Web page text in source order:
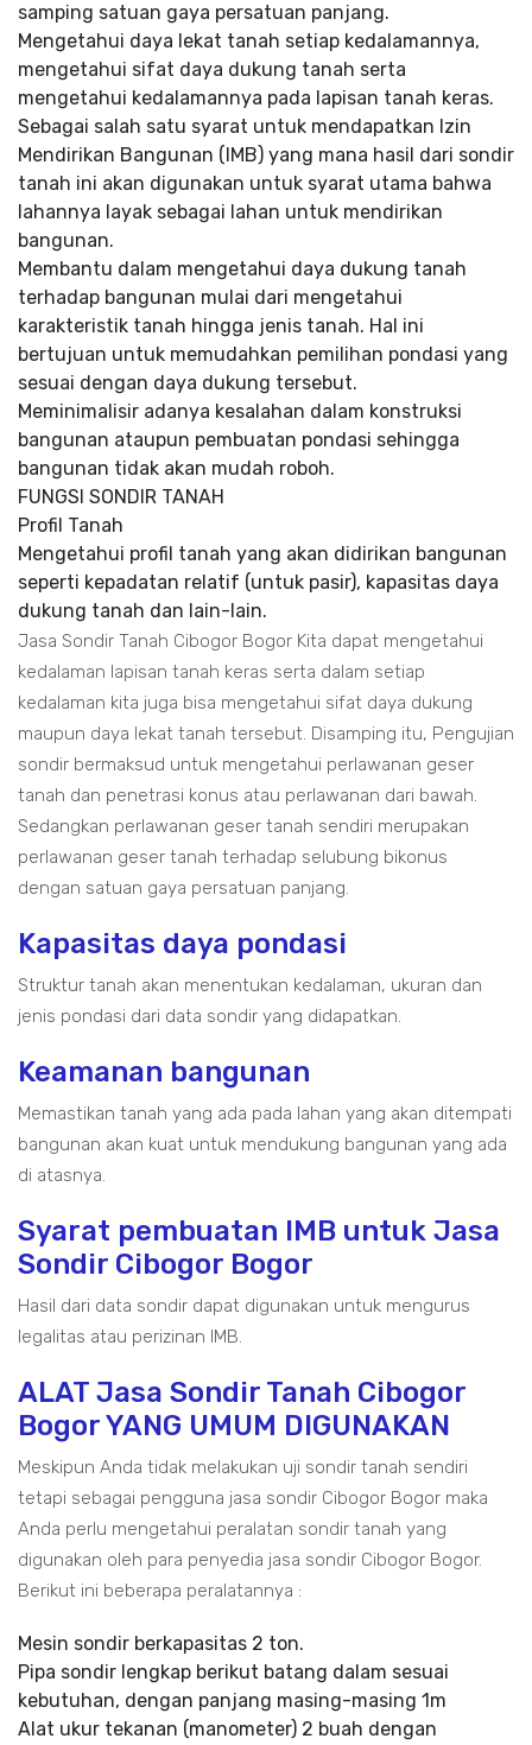
samping satuan gaya persatuan panjang.
Mengetahui daya lekat tanah setiap kedalamannya,
mengetahui sifat daya dukung tanah serta
mengetahui kedalamannya pada lapisan tanah keras.
Sebagai salah satu syarat untuk mendapatkan Izin
Mendirikan Bangunan (IMB) yang mana hasil dari sondir
tanah ini akan digunakan untuk syarat utama bahwa
lahannya layak sebagai lahan untuk mendirikan
bangunan.
Membantu dalam mengetahui daya dukung tanah
terhadap bangunan mulai dari mengetahui
karakteristik tanah hingga jenis tanah. Hal ini
bertujuan untuk memudahkan pemilihan pondasi yang
sesuai dengan daya dukung tersebut.
Meminimalisir adanya kesalahan dalam konstruksi
bangunan ataupun pembuatan pondasi sehingga
bangunan tidak akan mudah roboh.
FUNGSI SONDIR TANAH
Profil Tanah
Mengetahui profil tanah yang akan didirikan bangunan
seperti kepadatan relatif (untuk pasir), kapasitas daya
dukung tanah dan lain-lain.
Jasa Sondir Tanah Cibogor Bogor Kita dapat mengetahui
kedalaman lapisan tanah keras serta dalam setiap
kedalaman kita juga bisa mengetahui sifat daya dukung
maupun daya lekat tanah tersebut. Disamping itu, Pengujian
sondir bermaksud untuk mengetahui perlawanan geser
tanah dan penetrasi konus atau perlawanan dari bawah.
Sedangkan perlawanan geser tanah sendiri merupakan
perlawanan geser tanah terhadap selubung bikonus
dengan satuan gaya persatuan panjang.
Kapasitas daya pondasi
Struktur tanah akan menentukan kedalaman, ukuran dan
jenis pondasi dari data sondir yang didapatkan.
Keamanan bangunan
Memastikan tanah yang ada pada lahan yang akan ditempati
bangunan akan kuat untuk mendukung bangunan yang ada
di atasnya.
Syarat pembuatan IMB untuk Jasa
Sondir Cibogor Bogor
Hasil dari data sondir dapat digunakan untuk mengurus
legalitas atau perizinan IMB.
ALAT Jasa Sondir Tanah Cibogor
Bogor YANG UMUM DIGUNAKAN
Meskipun Anda tidak melakukan uji sondir tanah sendiri
tetapi sebagai pengguna jasa sondir Cibogor Bogor maka
Anda perlu mengetahui peralatan sondir tanah yang
digunakan oleh para penyedia jasa sondir Cibogor Bogor.
Berikut ini beberapa peralatannya :
Mesin sondir berkapasitas 2 ton.
Pipa sondir lengkap berikut batang dalam sesuai
kebutuhan, dengan panjang masing-masing 1m
Alat ukur tekanan (manometer) 2 buah dengan